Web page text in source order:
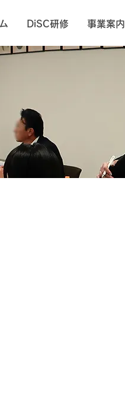
DiSC研修 事業案内